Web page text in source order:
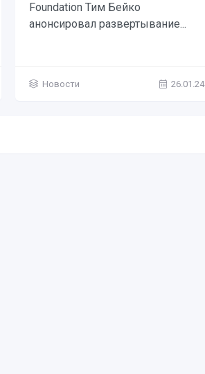
Foundation Тим Бейко
анонсировал развертывание...
Новости 26.01.24